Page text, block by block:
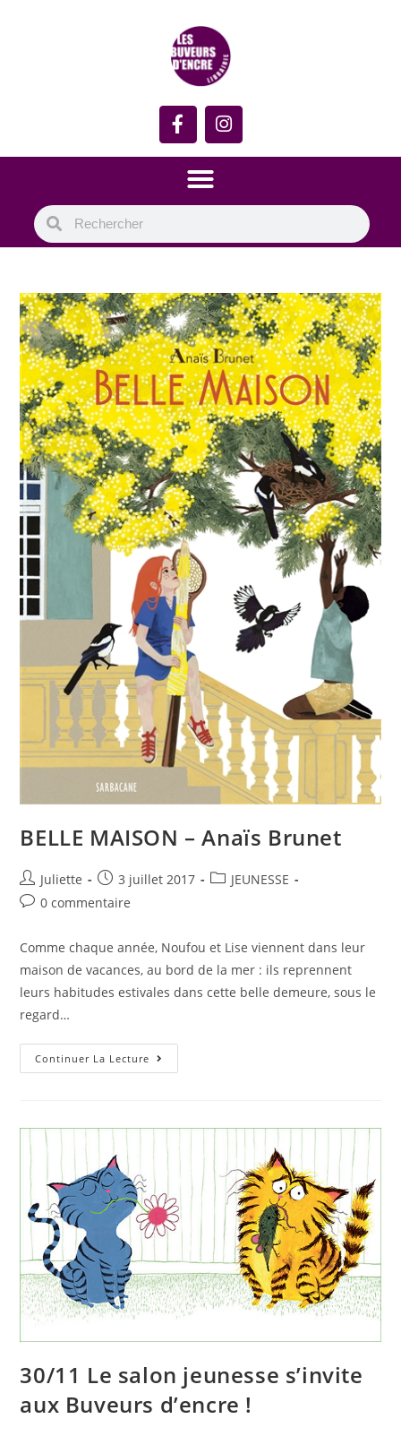
BELLE MAISON – Anaïs Brunet
Juliette 3 juillet 2017
JEUNESSE
0 commentaire
Comme chaque année, Noufou et Lise viennent dans leur
maison de vacances, au bord de la mer : ils reprennent
leurs habitudes estivales dans cette belle demeure, sous le
regard…
Continuer La Lecture
30/11 Le salon jeunesse s’invite
aux Buveurs d’encre !